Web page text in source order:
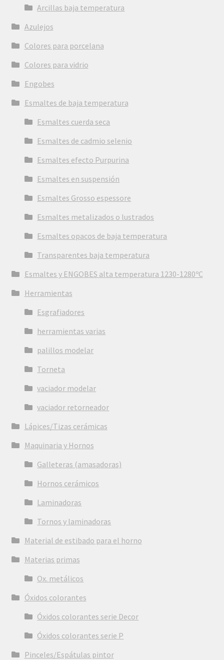
Arcillas baja temperatura
Azulejos
Colores para porcelana
Colores para vidrio
Engobes
Esmaltes de baja temperatura
Esmaltes cuerda seca
Esmaltes de cadmio selenio
Esmaltes efecto Purpurina
Esmaltes en suspensión
Esmaltes Grosso espessore
Esmaltes metalizados o lustrados
Esmaltes opacos de baja temperatura
Transparentes baja temperatura
Esmaltes y ENGOBES alta temperatura 1230-1280ºC
Herramientas
Esgrafiadores
herramientas varias
palillos modelar
Torneta
vaciador modelar
vaciador retorneador
Lápices/Tizas cerámicas
Maquinaria y Hornos
Galleteras (amasadoras)
Hornos cerámicos
Laminadoras
Tornos y laminadoras
Material de estibado para el horno
Materias primas
Ox. metálicos
Óxidos colorantes
Óxidos colorantes serie Decor
Óxidos colorantes serie P
Pinceles/Espátulas pintor